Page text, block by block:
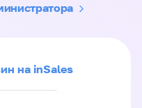
на inSales